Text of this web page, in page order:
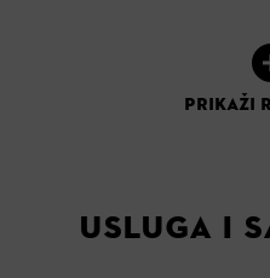
PRIKAŽI
USLUGA I